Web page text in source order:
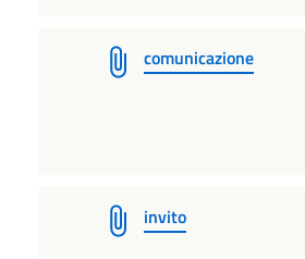
comunicazione
invito